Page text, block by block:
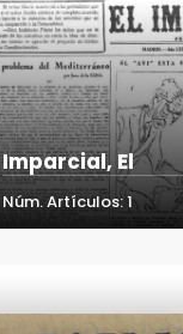
Imparcial, El
Núm. Artículos: 1